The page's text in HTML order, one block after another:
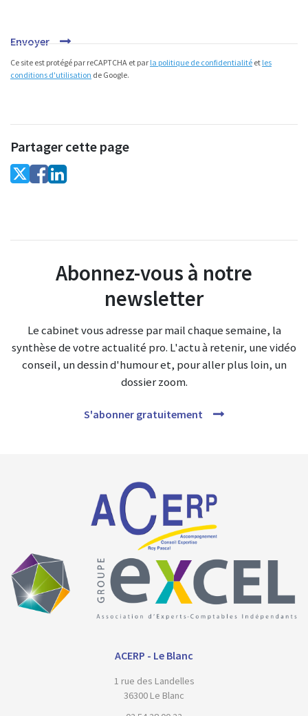
Envoyer
Ce site est protégé par reCAPTCHA et par la politique de confidentialité et les
conditions d'utilisation de Google.
Partager cette page
Abonnez-vous à notre
newsletter
Le cabinet vous adresse par mail chaque semaine, la
synthèse de votre actualité pro. L'actu à retenir, une vidéo
conseil, un dessin d'humour et, pour aller plus loin, un
dossier zoom.
S'abonner gratuitement
ACERP - Le Blanc
1 rue des Landelles
36300 Le Blanc